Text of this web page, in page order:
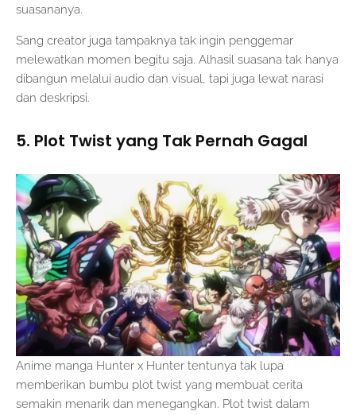
suasananya.
Sang creator juga tampaknya tak ingin penggemar
melewatkan momen begitu saja. Alhasil suasana tak hanya
dibangun melalui audio dan visual, tapi juga lewat narasi
dan deskripsi.
5. Plot Twist yang Tak Pernah Gagal
Anime manga Hunter x Hunter tentunya tak lupa
memberikan bumbu plot twist yang membuat cerita
semakin menarik dan menegangkan. Plot twist dalam